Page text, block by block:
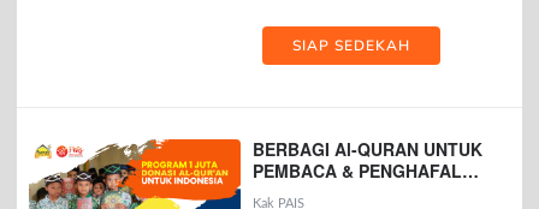
SIAP SEDEKAH
BERBAGI Al-QURAN UNTUK
PEMBACA & PENGHAFAL
AL-QURAN
Kak PAIS